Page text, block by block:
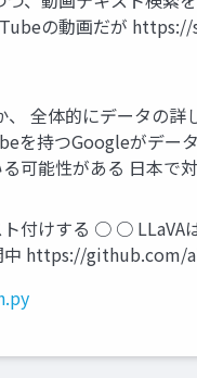
の動画だが
体的にデータの詳
を持つGoogleがデ
可能性がある 日本で
付けする ○ ○ LLaVA
中 https://